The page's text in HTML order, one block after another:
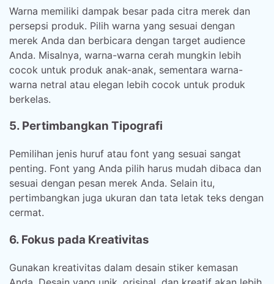
Warna memiliki dampak besar pada citra merek dan
persepsi produk. Pilih warna yang sesuai dengan
merek Anda dan berbicara dengan target audience
Anda. Misalnya, warna-warna cerah mungkin lebih
cocok untuk produk anak-anak, sementara warna-
warna netral atau elegan lebih cocok untuk produk
berkelas.
5. Pertimbangkan Tipografi
Pemilihan jenis huruf atau font yang sesuai sangat
penting. Font yang Anda pilih harus mudah dibaca dan
sesuai dengan pesan merek Anda. Selain itu,
pertimbangkan juga ukuran dan tata letak teks dengan
cermat.
6. Fokus pada Kreativitas
Gunakan kreativitas dalam desain stiker kemasan